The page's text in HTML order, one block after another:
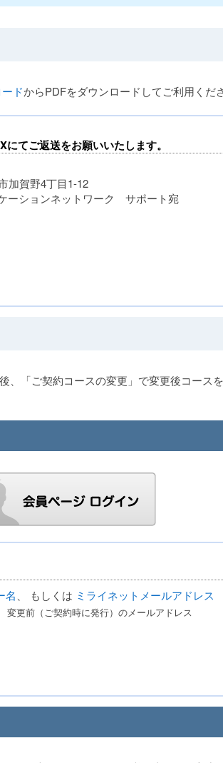
ドからPDFをダウンロードしてご利用くだ
てご返送をお願いいたします。
加賀野4丁目1-12
ーションネットワーク サポート宛
、「ご契約コースの変更」で変更後コース
名 、 もしくは ミライネットメールアドレス
変更前（ご契約時に発行）のメールアドレス